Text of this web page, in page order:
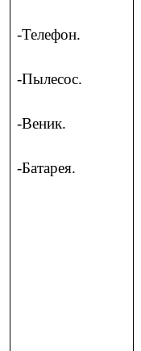
-Телефон.
-Пылесос.
-Веник.
-Батарея.